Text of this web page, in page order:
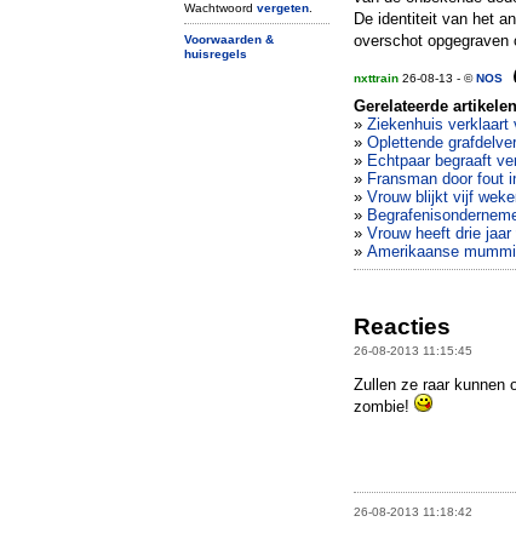
Wachtwoord vergeten
Voorwaarden &
huisregels
De identiteit van het
overschot
nxttrain 26-08-13 - ©NOS
Gerelateerde artikelen
» Ziekenhuis verklaart
» Oplettende
» Echtpaar begraaft
» Fransman door fout
» Vrouw blijkt vijf
»
» Vrouw heeft drie
» Amerikaanse
Reacties
26-08-2013 11:15:45
Zullen ze raar kunnen
zombie!
26-08-2013 11:18:42